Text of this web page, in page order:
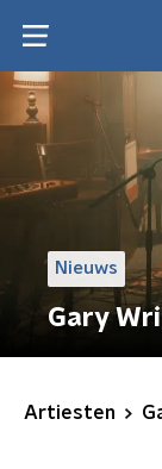
Nieuws
Gary
Artiesten